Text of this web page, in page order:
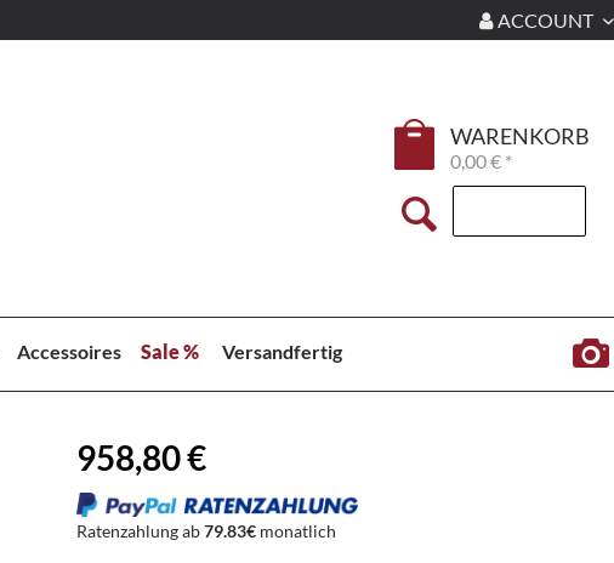
ACCOUNT
WARENKORB
0,00 € *
Accessoires Sale % Versandfertig
958,80 €
Ratenzahlung ab79.83€ monatlich